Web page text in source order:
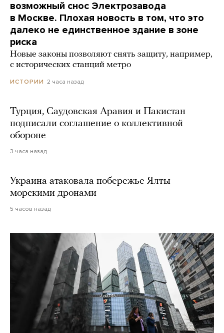
возможный снос Электрозавода
в Москве. Плохая новость в том, что это
далеко не единственное здание в зоне
риска
Новые законы позволяют снять защиту, например,
с исторических станций метро
ИСТОРИИ 2 часа назад
Турция, Саудовская Аравия и Пакистан
подписали соглашение о коллективной
обороне
3 часа назад
Украина атаковала побережье Ялты
морскими дронами
5 часов назад